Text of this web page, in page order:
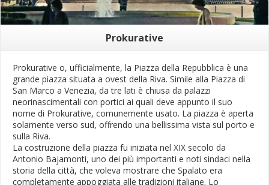
Prokurative
Prokurative o, ufficialmente, la Piazza della Repubblica è una
grande piazza situata a ovest della Riva. Simile alla Piazza di
San Marco a Venezia, da tre lati è chiusa da palazzi
neorinascimentali con portici ai quali deve appunto il suo
nome di Prokurative, comunemente usato. La piazza è aperta
solamente verso sud, offrendo una bellissima vista sul porto e
sulla Riva.
La costruzione della piazza fu iniziata nel XIX secolo da
Antonio Bajamonti, uno dei più importanti e noti sindaci nella
storia della città, che voleva mostrare che Spalato era
completamente appoggiata alle tradizioni italiane. Lo